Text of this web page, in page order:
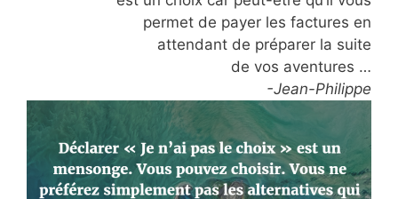
permet de payer les factures en
attendant de préparer la suite
de vos aventures …
-Jean-Philippe